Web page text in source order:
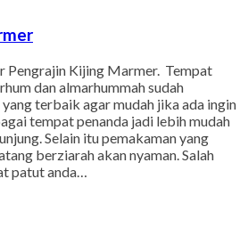
Pengrajin Kijing Marmer. Tempat
dan almarhummah sudah
terbaik agar mudah jika ada ingin
tempat penanda jadi lebih mudah
Selain itu pemakaman yang
berziarah akan nyaman. Salah
patut anda…